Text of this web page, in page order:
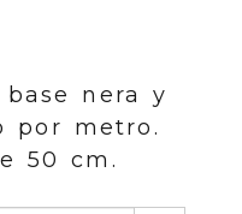
nera y
por metro.
50 cm.